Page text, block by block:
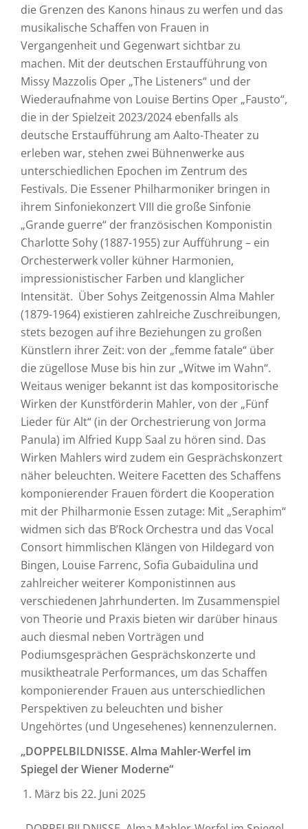
die Grenzen des Kanons hinaus zu werfen und das
musikalische Schaffen von Frauen in
Vergangenheit und Gegenwart sichtbar zu
machen. Mit der deutschen Erstaufführung von
Missy Mazzolis Oper „The Listeners“ und der
Wiederaufnahme von Louise Bertins Oper „Fausto“,
die in der Spielzeit 2023/2024 ebenfalls als
deutsche Erstaufführung am Aalto-Theater zu
erleben war, stehen zwei Bühnenwerke aus
unterschiedlichen Epochen im Zentrum des
Festivals. Die Essener Philharmoniker bringen in
ihrem Sinfoniekonzert VIII die große Sinfonie
„Grande guerre“ der französischen Komponistin
Charlotte Sohy (1887-1955) zur Aufführung – ein
Orchesterwerk voller kühner Harmonien,
impressionistischer Farben und klanglicher
Intensität. Über Sohys Zeitgenossin Alma Mahler
(1879-1964) existieren zahlreiche Zuschreibungen,
stets bezogen auf ihre Beziehungen zu großen
Künstlern ihrer Zeit: von der „femme fatale“ über
die zügellose Muse bis hin zur „Witwe im Wahn“.
Weitaus weniger bekannt ist das kompositorische
Wirken der Kunstförderin Mahler, von der „Fünf
Lieder für Alt“ (in der Orchestrierung von Jorma
Panula) im Alfried Kupp Saal zu hören sind. Das
Wirken Mahlers wird zudem ein Gesprächskonzert
näher beleuchten. Weitere Facetten des Schaffens
komponierender Frauen fördert die Kooperation
mit der Philharmonie Essen zutage: Mit „Seraphim“
widmen sich das B’Rock Orchestra und das Vocal
Consort himmlischen Klängen von Hildegard von
Bingen, Louise Farrenc, Sofia Gubaidulina und
zahlreicher weiterer Komponistinnen aus
verschiedenen Jahrhunderten. Im Zusammenspiel
von Theorie und Praxis bieten wir darüber hinaus
auch diesmal neben Vorträgen und
Podiumsgesprächen Gesprächskonzerte und
musiktheatrale Performances, um das Schaffen
komponierender Frauen aus unterschiedlichen
Perspektiven zu beleuchten und bisher
Ungehörtes (und Ungesehenes) kennenzulernen.
„DOPPELBILDNISSE. Alma Mahler-Werfel im
Spiegel der Wiener Moderne“
März bis 22. Juni 2025